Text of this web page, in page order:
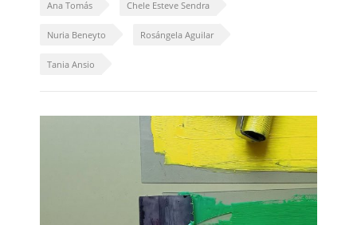
Ana Tomás Chele Esteve Sendra
Nuria Beneyto Rosángela Aguilar
Tania Ansio